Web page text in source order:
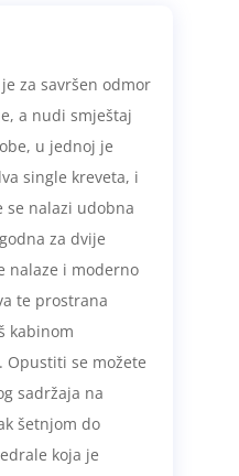
za savršen odmor
a nudi smještaj
u jednoj je
single kreveta, i
se nalazi udobna
za dvije
nalaze i moderno
te prostrana
kabinom
Opustiti se možete
sadržaja na
šetnjom do
koja je